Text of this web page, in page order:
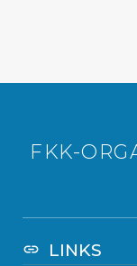
FKK-
link LINKS